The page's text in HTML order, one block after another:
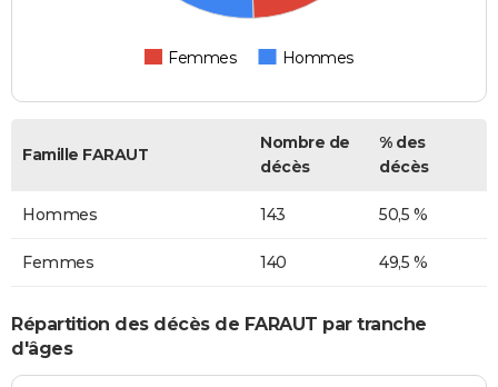
Femmes Hommes
Famille FARAUT
Nombre de
décès
% des
décès
Hommes 143 50,5 %
Femmes 140 49,5 %
Répartition des décès de FARAUT par tranche
d'âges